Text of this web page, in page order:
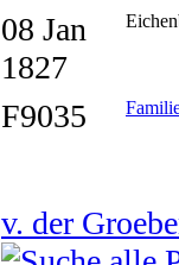
08 Jan
1827
F9035
v. der